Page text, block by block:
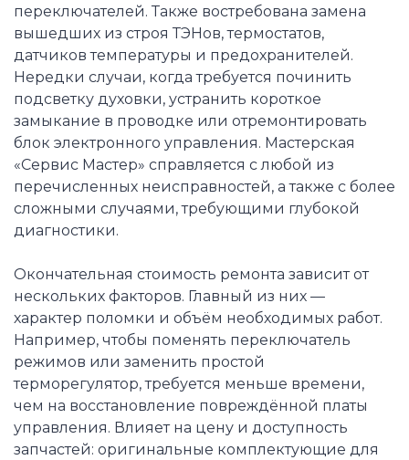
переключателей. Также востребована замена
вышедших из строя ТЭНов, термостатов,
датчиков температуры и предохранителей.
Нередки случаи, когда требуется починить
подсветку духовки, устранить короткое
замыкание в проводке или отремонтировать
блок электронного управления. Мастерская
«Сервис Мастер» справляется с любой из
перечисленных неисправностей, а также с более
сложными случаями, требующими глубокой
диагностики.
Окончательная стоимость ремонта зависит от
нескольких факторов. Главный из них —
характер поломки и объём необходимых работ.
Например, чтобы поменять переключатель
режимов или заменить простой
терморегулятор, требуется меньше времени,
чем на восстановление повреждённой платы
управления. Влияет на цену и доступность
запчастей: оригинальные комплектующие для